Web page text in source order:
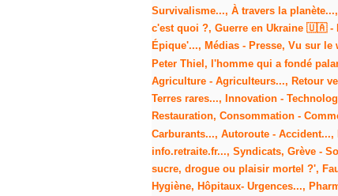
Survivalisme..., À travers la
c'est quoi ?, Guerre en Ukraine 🇺🇦 -
Épique'..., Médias - Presse, Vu sur le
Peter Thiel, l'homme qui a fondé
Agriculture - Agriculteurs..., Retour
Terres rares..., Innovation -
Restauration, Consommation -
Carburants..., Autoroute -
info.retraite.fr..., Syndicats, Grève -
sucre, drogue ou plaisir mortel ?',
Hygiène, Hôpitaux- Urgences...,